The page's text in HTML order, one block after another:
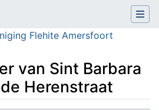
Flehite Amersfoort
van Sint Barbara
Herenstraat